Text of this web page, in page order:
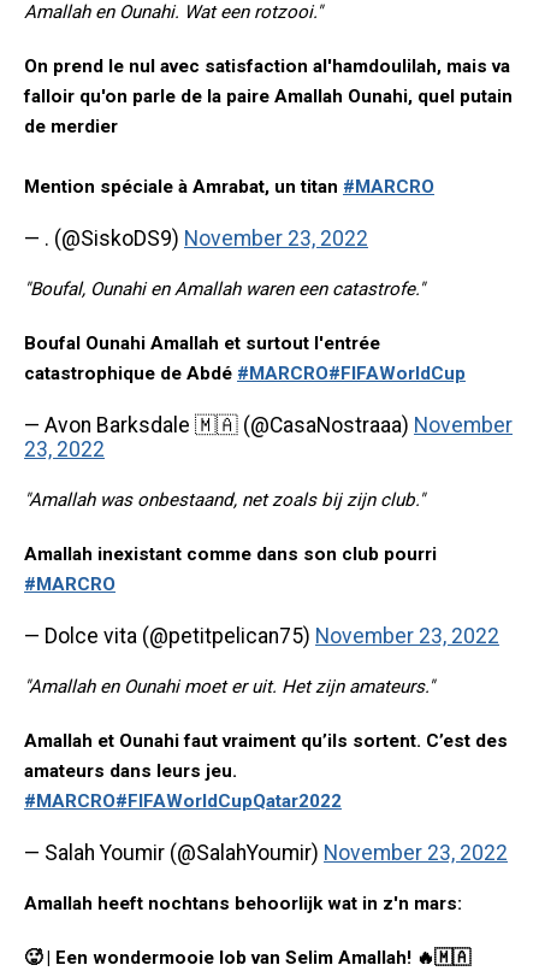
Amallah en Ounahi. Wat een rotzooi."
On prend le nul avec satisfaction al'hamdoulilah, mais va
falloir qu'on parle de la paire Amallah Ounahi, quel putain
de merdier
Mention spéciale à Amrabat, un titan #MARCRO
— . (@SiskoDS9) November 23, 2022
"Boufal, Ounahi en Amallah waren een catastrofe."
Boufal Ounahi Amallah et surtout l'entrée
catastrophique de Abdé #MARCRO#FIFAWorldCup
— Avon Barksdale 🇲🇦 (@CasaNostraaa) November
23, 2022
"Amallah was onbestaand, net zoals bij zijn club."
Amallah inexistant comme dans son club pourri
#MARCRO
— Dolce vita (@petitpelican75) November 23, 2022
"Amallah en Ounahi moet er uit. Het zijn amateurs."
Amallah et Ounahi faut vraiment qu’ils sortent. C’est des
amateurs dans leurs jeu.
#MARCRO#FIFAWorldCupQatar2022
— Salah Youmir (@SalahYoumir) November 23, 2022
Amallah heeft nochtans behoorlijk wat in z'n mars:
🥵 | Een wondermooie lob van Selim Amallah! 🔥🇲🇦